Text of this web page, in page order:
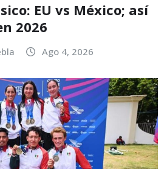
EU vs México; así
2026
Ago 4, 2026